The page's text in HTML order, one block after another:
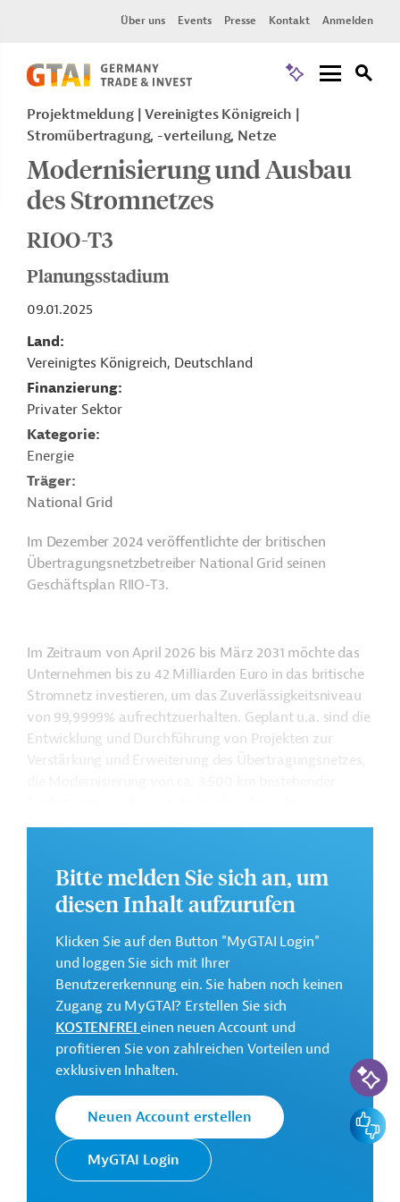
Über uns Events Presse Kontakt Anmelden
Projektmeldung
Vereinigtes Königreich
Stromübertragung, -verteilung, Netze
Modernisierung und Ausbau
des Stromnetzes
RIOO-T3
Planungsstadium
09.01.2025
Land
Vereinigtes Königreich, Deutschland
Finanzierung
Privater Sektor
Kategorie
Energie
Träger
National Grid
Im Dezember 2024 veröffentlichte der britischen
Übertragungsnetzbetreiber National Grid seinen
Geschäftsplan RIIO-T3.
Im Zeitraum von April 2026 bis März 2031 möchte das
Unternehmen bis zu 42 Milliarden Euro in das britische
Stromnetz investieren, um das Zuverlässigkeitsniveau
von 99,9999% aufrechtzuerhalten. Geplant u.a. sind die
Entwicklung und Durchführung von Projekten zur
Verstärkung und Erweiterung des Übertragungsnetzes,
Übertragungskapazität, der Einsatz innovativer
Anschluss neuer Erzeugungs- und Speicherkapazitäten
sowie die Reduzierung von Treibhausgasemissionen.
unter:National Grid RIIO-T3 Business Plan
.
Informationen für Zulieferer finden Sie unter:
New
suppliers | National Grid Group
Investitionssumme:
ca. 42 Milliarden Euro
Kontaktadresse
Bitte melden Sie sich an, um
diesen Inhalt aufzurufen
Klicken Sie auf den Button "MyGTAI Login"
und loggen Sie sich mit Ihrer
Benutzererkennung ein. Sie haben noch keinen
Zugang zu MyGTAI? Erstellen Sie sich
KOSTENFREIeinen neuen Account und
profitieren Sie von zahlreichen Vorteilen und
exklusiven Inhalten.
Neuen Account erstellen
MyGTAI Login
KI-